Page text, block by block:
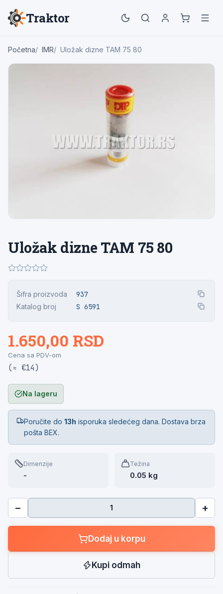
Traktor
Početna IMR Uložak dizne TAM 75 80
Uložak dizne TAM 75 80
Šifra proizvoda 937
Katalog broj S 6591
1.650,00 RSD
Cena sa PDV-om
(≈ €14)
Na lageru
Poručite do13h isporuka sledećeg dana. Dostava brza
pošta BEX.
Dimenzije
-
Težina
0.05 kg
− +
Dodaj u korpu
Kupi odmah